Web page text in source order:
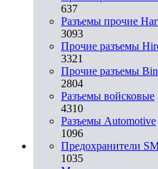
637
Разъемы прочие
3093
Прочие разъемы
3321
Прочие разъемы
2804
Разъемы войсковые
4310
Разъeмы Automotive
1096
Предохранители
1035